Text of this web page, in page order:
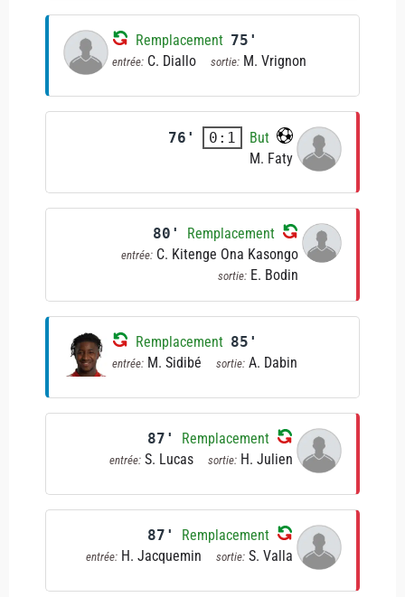
Remplacement 75'
entrée: C. Diallo sortie: M. Vrignon
76' 0:1
But
M. Faty
80' Remplacement
entrée: C. Kitenge Ona Kasongo
sortie: E. Bodin
Remplacement 85'
entrée: M. Sidibé sortie: A. Dabin
87' Remplacement
entrée: S. Lucas sortie: H. Julien
87' Remplacement
entrée: H. Jacquemin sortie: S. Valla